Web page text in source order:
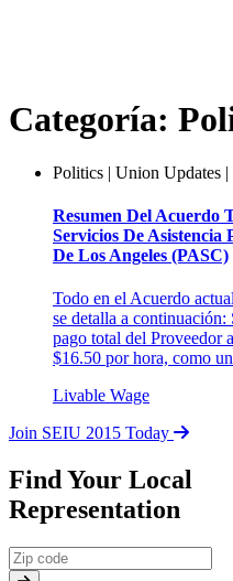
Categoría:
Politics | Union Updates |
Resumen Del Acuerdo
Servicios De Asistencia
De Los Angeles (PASC)
Todo en el Acuerdo
se detalla a
pago total del Proveedor
$16.50 por hora, como
Livable Wage
Join SEIU 2015 Today
Find Your Local
Representation